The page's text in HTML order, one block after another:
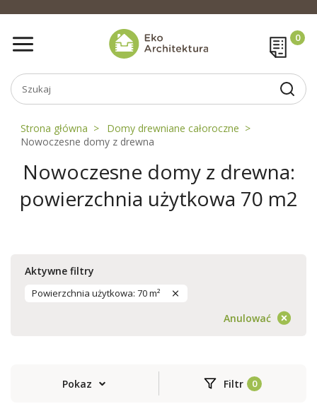
Strona główna
Domy drewniane całoroczne
Nowoczesne domy z drewna
Nowoczesne domy z drewna:
powierzchnia użytkowa 70 m2
Aktywne filtry
Powierzchnia użytkowa: 70 m²
Anulować
Pokaz Filtr